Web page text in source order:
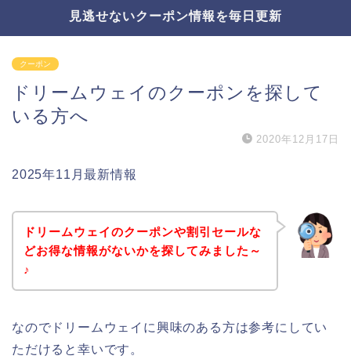
見逃せないクーポン情報を毎日更新
クーポン
ドリームウェイのクーポンを探して
いる方へ
2020年12月17日
2025年11月最新情報
ドリームウェイのクーポンや割引セールな
どお得な情報がないかを探してみました～
♪
なのでドリームウェイに興味のある方は参考にしてい
ただけると幸いです。